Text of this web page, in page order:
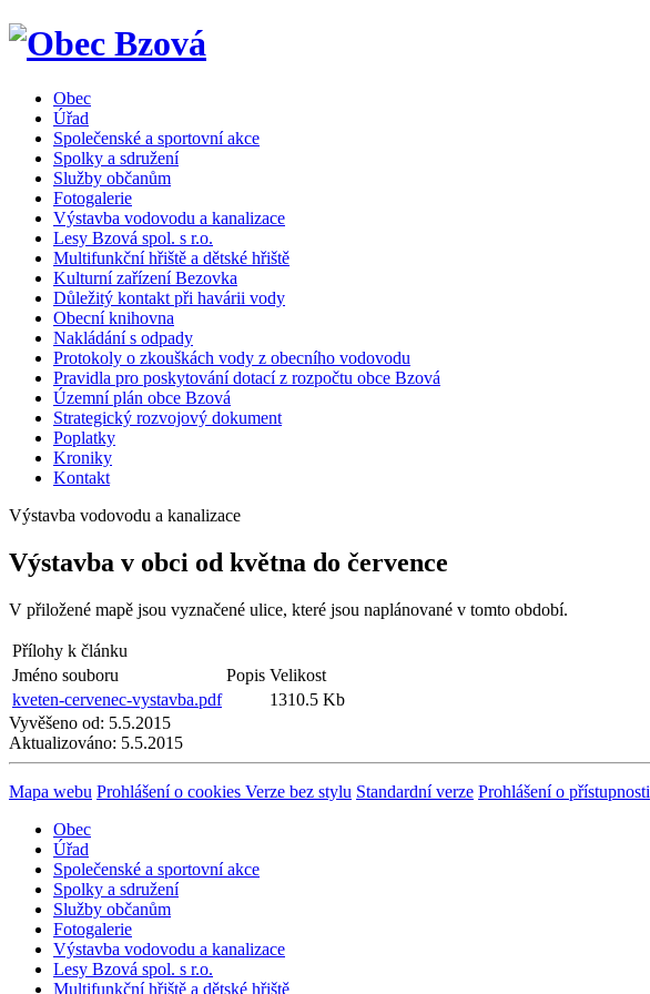
Obec
Úřad
Společenské a sportovní akce
Spolky a sdružení
Služby občanům
Fotogalerie
Výstavba vodovodu a kanalizace
Lesy Bzová spol. s r.o.
Multifunkční hřiště a dětské hřiště
Kulturní zařízení Bezovka
Důležitý kontakt při havárii vody
Obecní knihovna
Nakládání s odpady
Protokoly o zkouškách vody z obecního vodovodu
Pravidla pro poskytování dotací z rozpočtu obce Bzová
Územní plán obce Bzová
Strategický rozvojový dokument
Poplatky
Kroniky
Kontakt
Výstavba vodovodu a kanalizace
Výstavba v obci od května do července
V přiložené mapě jsou vyznačené ulice, které jsou naplánované v tomto období.
Přílohy k článku
Jméno souboru
Popis Velikost
kveten-cervenec-vystavba.pdf
1310.5 Kb
Vyvěšeno od: 5.5.2015
Aktualizováno: 5.5.2015
Mapa webu Prohlášení o cookies Verze bez stylu Standardní verze Prohlášení o přístupnosti
Obec
Úřad
Společenské a sportovní akce
Spolky a sdružení
Služby občanům
Fotogalerie
Výstavba vodovodu a kanalizace
Lesy Bzová spol. s r.o.
Multifunkční hřiště a dětské hřiště